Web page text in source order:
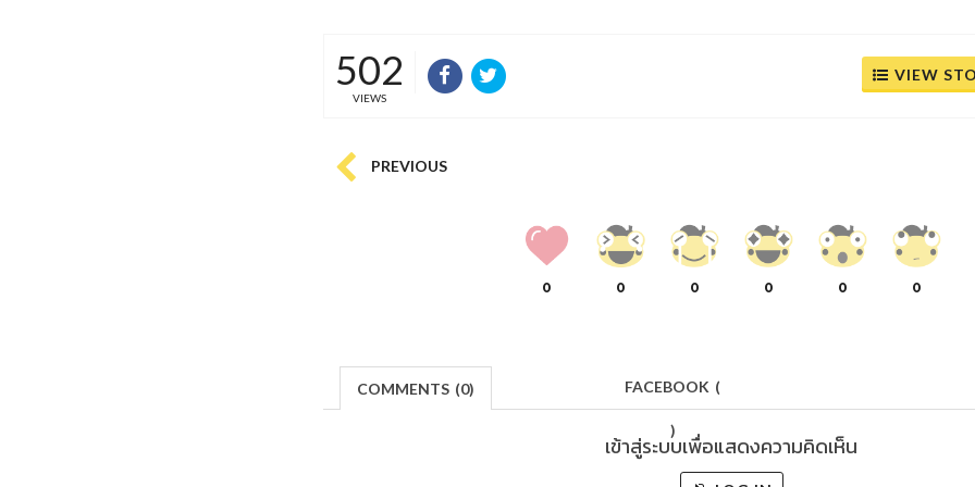
502
VIEWS
VIEW
PREVIOUS
0 0 0 0 0 0
COMMENTS (0) FACEBOOK (
)
เข้าสู่ระบบเพื่อแสดงความคิดเห็น